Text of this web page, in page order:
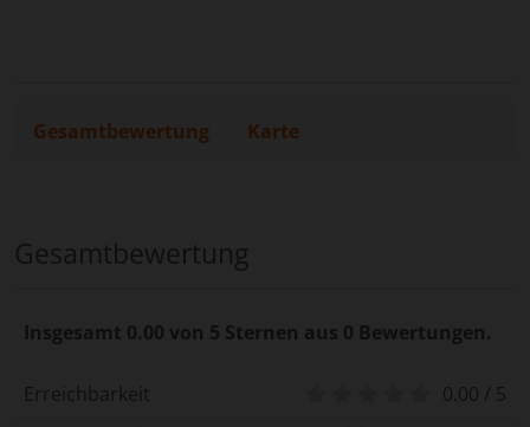
Gesamtbewertung Karte
Gesamtbewertung
Insgesamt 0.00 von 5 Sternen aus 0 Bewertungen.
Erreichbarkeit
0.00 / 5